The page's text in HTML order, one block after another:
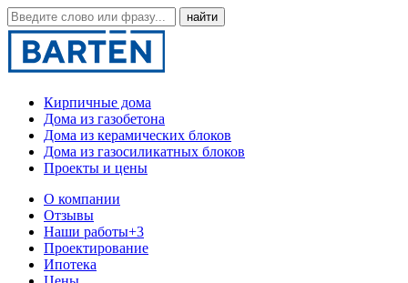
Кирпичные дома
Дома из газобетона
Дома из керамических блоков
Дома из газосиликатных блоков
Проекты и цены
О компании
Отзывы
Наши работы+3
Проектирование
Ипотека